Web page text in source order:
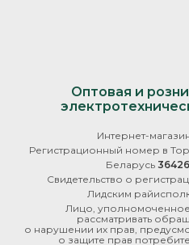
Оптовая и
Интернет-
Регистрационный номер в
Беларусь
Свидетельство о
Лидским
Лицо,
рассматривать
о нарушении их прав,
о защите прав